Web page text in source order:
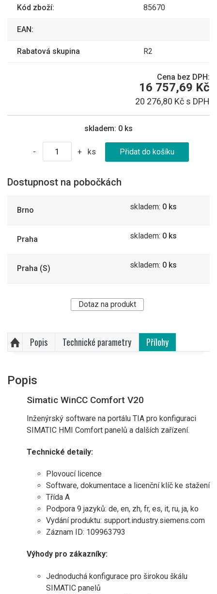
Kód zboží: 85670
EAN:
Rabatová skupina R2
Cena bez DPH:
16 757,69 Kč
20 276,80 Kč s DPH
skladem: 0 ks
- + ks
Dostupnost na pobočkách
Brno skladem: 0 ks
Praha skladem: 0 ks
Praha (S) skladem: 0 ks
Dotaz na produkt
Popis Technické parametry Přílohy
Popis
Simatic WinCC Comfort V20
Inženýrský software na portálu TIA pro konfiguraci
SIMATIC HMI Comfort panelů a dalších zařízení.
Technické detaily:
Plovoucí licence
Software, dokumentace a licenční klíč ke stažení
Třída A
Podpora 9 jazyků: de, en, zh, fr, es, it, ru, ja, ko
Vydání produktu: support.industry.siemens.com
Záznam ID: 109963793
Výhody pro zákazníky:
Jednoduchá konfigurace pro širokou škálu
SIMATIC panelů